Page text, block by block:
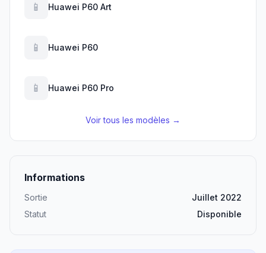
📱 Huawei P60 Art
📱 Huawei P60
📱 Huawei P60 Pro
Voir tous les modèles →
Informations
Sortie
Juillet 2022
Statut
Disponible